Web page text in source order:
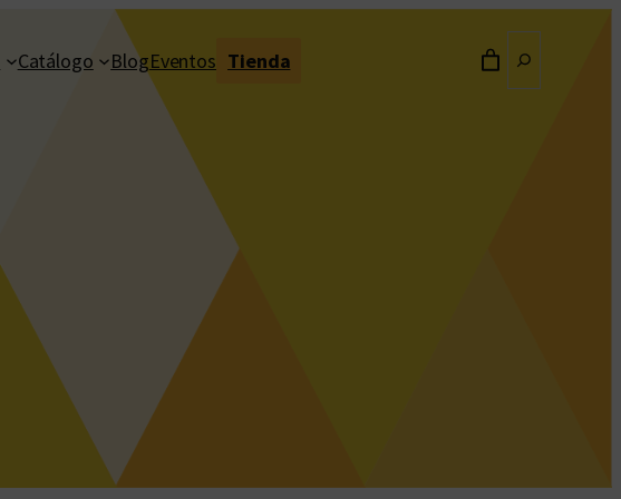
Catálogo BlogEventos Tienda